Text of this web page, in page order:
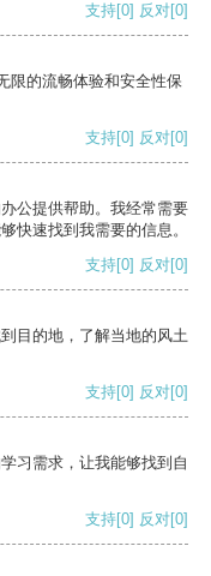
支持[0] 反对[0]
限的流畅体验和安全性保
支持[0] 反对[0]
公提供帮助。我经常需要
快速找到我需要的信息。
支持[0] 反对[0]
目的地，了解当地的风土
支持[0] 反对[0]
习需求，让我能够找到自
支持[0] 反对[0]